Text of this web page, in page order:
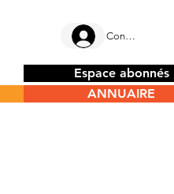
Connectez-vous
Espace abonnés
ANNUAIRE